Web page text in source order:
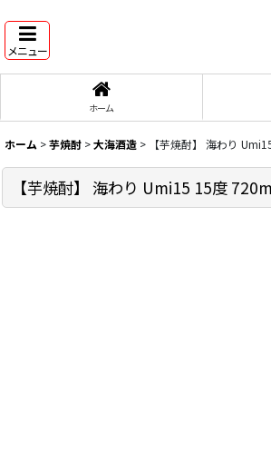
メニュー
ホーム
ホーム >芋焼酎 >大海酒造 > 【芋焼酎】 海わり
【芋焼酎】 海わり Umi15 15度